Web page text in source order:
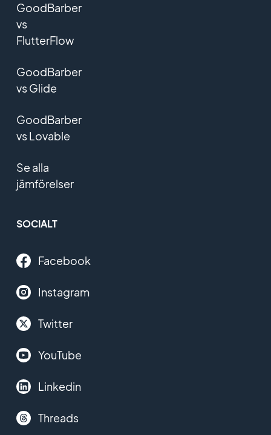
GoodBarber
vs
FlutterFlow
GoodBarber
vs Glide
GoodBarber
vs Lovable
Se alla
jämförelser
SOCIALT
Facebook
Instagram
Twitter
YouTube
Linkedin
Threads